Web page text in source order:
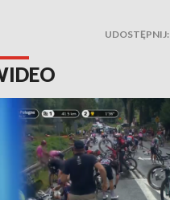
UDOSTĘPNIJ: